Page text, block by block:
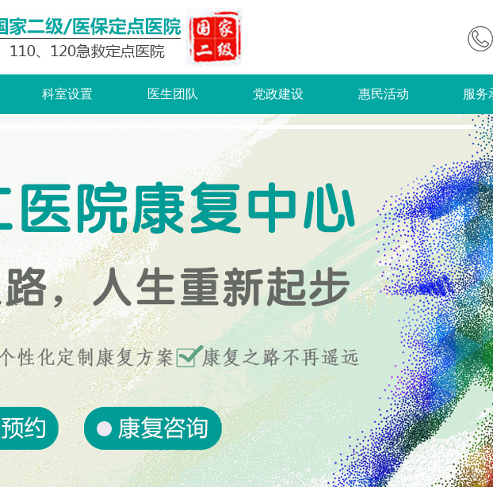
科室设置 医生团队 党政建设 惠民活动 服务